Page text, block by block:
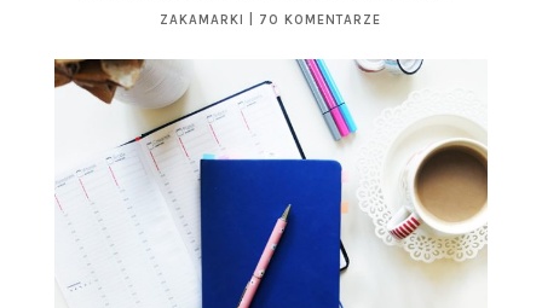
ZAKAMARKI
70 KOMENTARZE